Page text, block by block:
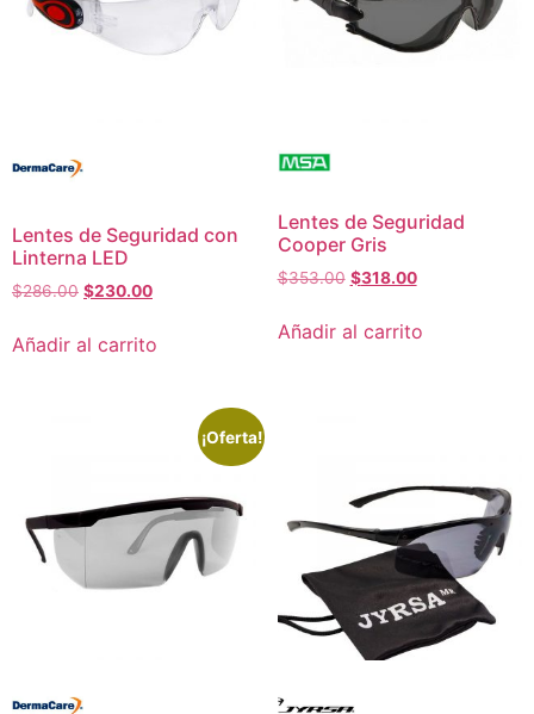
Lentes de Seguridad con
Linterna LED
$286.00 $230.00
Añadir al carrito
Lentes de Seguridad
Cooper Gris
$353.00 $318.00
Añadir al carrito
¡Oferta!